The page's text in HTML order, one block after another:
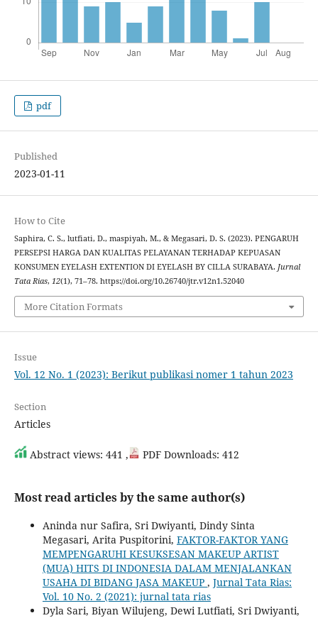
pdf
Published
2023-01-11
How to Cite
Saphira, C. S., lutfiati, D., maspiyah, M., & Megasari, D. S. (2023). PENGARUH
PERSEPSI HARGA DAN KUALITAS PELAYANAN TERHADAP KEPUASAN
KONSUMEN EYELASH EXTENTION DI EYELASH BY CILLA SURABAYA. Jurnal
Tata Rias, 12(1), 71–78. https://doi.org/10.26740/jtr.v12n1.52040
More Citation Formats
Issue
Vol. 12 No. 1 (2023): Berikut publikasi nomer 1 tahun 2023
Section
Articles
Abstract views: 441 , PDF Downloads: 412
Most read articles by the same author(s)
Aninda nur Safira, Sri Dwiyanti, Dindy Sinta
Megasari, Arita Puspitorini, FAKTOR-FAKTOR YANG
MEMPENGARUHI KESUKSESAN MAKEUP ARTIST
(MUA) HITS DI INDONESIA DALAM MENJALANKAN
USAHA DI BIDANG JASA MAKEUP , Jurnal Tata Rias:
Vol. 10 No. 2 (2021): jurnal tata rias
Dyla Sari, Biyan Wilujeng, Dewi Lutfiati, Sri Dwiyanti,